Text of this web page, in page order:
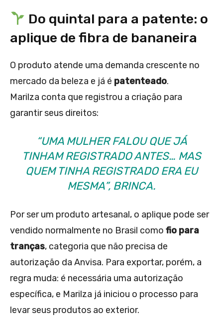
Do quintal para a patente: o
aplique de fibra de bananeira
O produto atende uma demanda crescente no
mercado da beleza e já é patenteado.
Marilza conta que registrou a criação para
garantir seus direitos:
“UMA MULHER FALOU QUE JÁ
TINHAM REGISTRADO ANTES… MAS
QUEM TINHA REGISTRADO ERA EU
MESMA”, BRINCA.
Por ser um produto artesanal, o aplique pode ser
vendido normalmente no Brasil como fio para
tranças, categoria que não precisa de
autorização da Anvisa. Para exportar, porém, a
regra muda: é necessária uma autorização
específica, e Marilza já iniciou o processo para
levar seus produtos ao exterior.